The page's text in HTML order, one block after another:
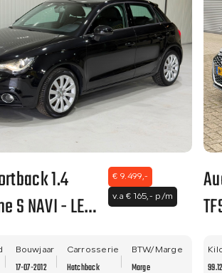
1.4
S NAVI - LED
€ 9.499,-
v.a € 165,- p/m
Bouwjaar
17-07-2012
Carrosserie
Hatchback
BTW/Marge
Marge